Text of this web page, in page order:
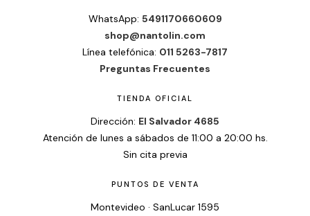
WhatsApp: 5491170660609
shop@nantolin.com
Línea telefónica: 011 5263-7817
Preguntas Frecuentes
TIENDA OFICIAL
Dirección: El Salvador 4685
Atención de lunes a sábados de 11:00 a 20:00 hs.
Sin cita previa
PUNTOS DE VENTA
Montevideo · SanLucar 1595